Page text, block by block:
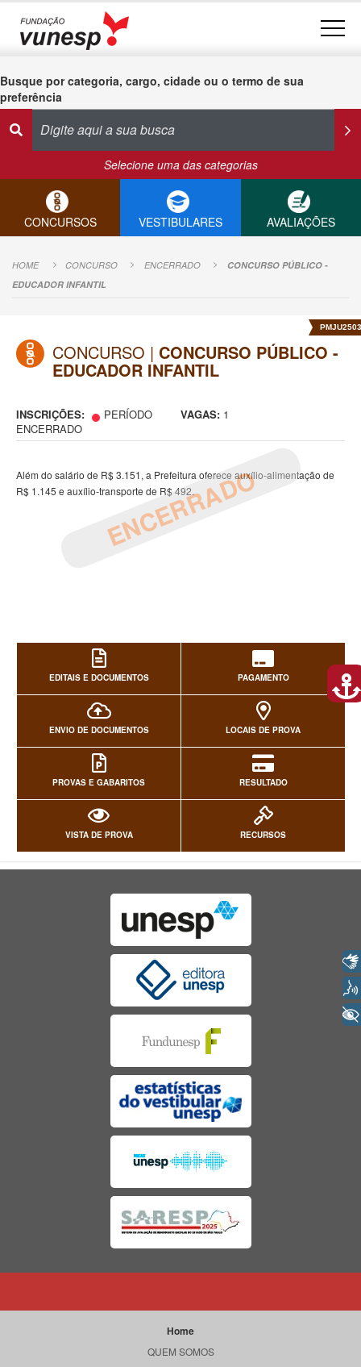
Busque por categoria, cargo, cidade ou o termo de sua
preferência
Selecione uma das categorias
CONCURSOS VESTIBULARES AVALIAÇÕES
HOME CONCURSO ENCERRADO
CONCURSO PÚBLICO -
EDUCADOR INFANTIL
PMJU2503
CONCURSO | CONCURSO PÚBLICO -
EDUCADOR INFANTIL
INSCRIÇÕES:
PERÍODO
ENCERRADO
VAGAS: 1
ENCERRADO
Além do salário de R$ 3.151, a Prefeitura oferece auxílio-alimentação de
R$ 1.145 e auxílio-transporte de R$ 492.
EDITAIS E DOCUMENTOS PAGAMENTO
ENVIO DE DOCUMENTOS LOCAIS DE PROVA
PROVAS E GABARITOS RESULTADO
VISTA DE PROVA RECURSOS
Home
QUEM SOMOS
+ Acessibilidade